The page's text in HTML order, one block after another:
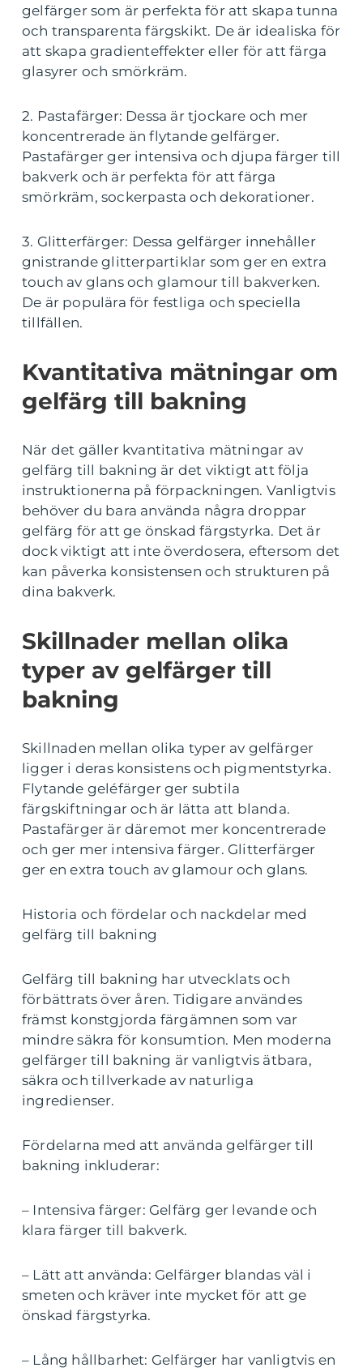
gelfärger som är perfekta för att skapa tunna
och transparenta färgskikt. De är idealiska för
att skapa gradienteffekter eller för att färga
glasyrer och smörkräm.
2. Pastafärger: Dessa är tjockare och mer
koncentrerade än flytande gelfärger.
Pastafärger ger intensiva och djupa färger till
bakverk och är perfekta för att färga
smörkräm, sockerpasta och dekorationer.
3. Glitterfärger: Dessa gelfärger innehåller
gnistrande glitterpartiklar som ger en extra
touch av glans och glamour till bakverken.
De är populära för festliga och speciella
tillfällen.
Kvantitativa mätningar om
gelfärg till bakning
När det gäller kvantitativa mätningar av
gelfärg till bakning är det viktigt att följa
instruktionerna på förpackningen. Vanligtvis
behöver du bara använda några droppar
gelfärg för att ge önskad färgstyrka. Det är
dock viktigt att inte överdosera, eftersom det
kan påverka konsistensen och strukturen på
dina bakverk.
Skillnader mellan olika
typer av gelfärger till
bakning
Skillnaden mellan olika typer av gelfärger
ligger i deras konsistens och pigmentstyrka.
Flytande geléfärger ger subtila
färgskiftningar och är lätta att blanda.
Pastafärger är däremot mer koncentrerade
och ger mer intensiva färger. Glitterfärger
ger en extra touch av glamour och glans.
Historia och fördelar och nackdelar med
gelfärg till bakning
Gelfärg till bakning har utvecklats och
förbättrats över åren. Tidigare användes
främst konstgjorda färgämnen som var
mindre säkra för konsumtion. Men moderna
gelfärger till bakning är vanligtvis ätbara,
säkra och tillverkade av naturliga
ingredienser.
Fördelarna med att använda gelfärger till
bakning inkluderar:
– Intensiva färger: Gelfärg ger levande och
klara färger till bakverk.
– Lätt att använda: Gelfärger blandas väl i
smeten och kräver inte mycket för att ge
önskad färgstyrka.
– Lång hållbarhet: Gelfärger har vanligtvis en